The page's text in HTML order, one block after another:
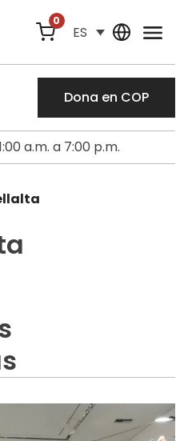
0
ES
Dona en COP
a.m. a 7:00 p.m.